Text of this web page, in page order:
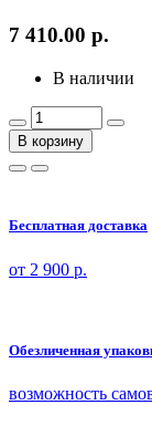
7 410.00 р.
В наличии
В корзину
Бесплатная доставка
от 2 900 р.
Обезличенная
возможность